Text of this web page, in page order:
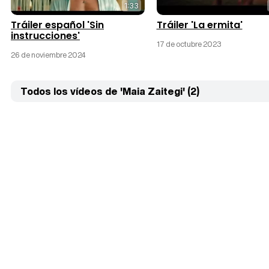
1:33
Tráiler español 'Sin
instrucciones'
26 de noviembre 2024
Tráiler 'La ermita'
17 de octubre 2023
Todos los vídeos de 'Maia Zaitegi' (2)